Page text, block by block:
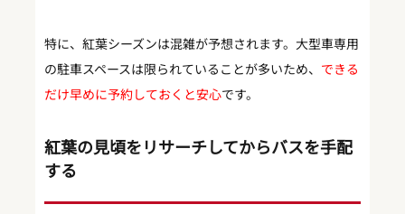
特に、紅葉シーズンは混雑が予想されます。大型車専用
の駐車スペースは限られていることが多いため、 できる
だけ早めに予約しておくと安心です。
紅葉の見頃をリサーチしてからバスを手配
する